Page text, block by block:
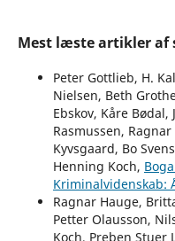
Mest læste artikler af
Peter Gottlieb, H.
Nielsen, Beth
Ebskov, Kåre Bødal,
Rasmussen,
Kyvsgaard, Bo
Henning Koch,
Kriminalvidenskab:
Ragnar Hauge,
Petter Olausson,
Koch, Preben Stuer